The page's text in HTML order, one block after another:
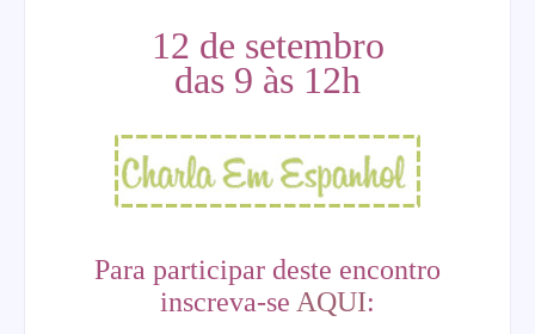
12 de setembro
das 9 às 12h
Para participar deste encontro
inscreva-se AQUI: